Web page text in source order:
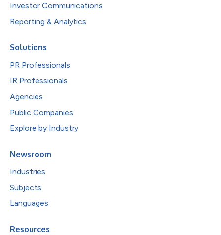
Investor Communications
Reporting & Analytics
Solutions
PR Professionals
IR Professionals
Agencies
Public Companies
Explore by Industry
Newsroom
Industries
Subjects
Languages
Resources